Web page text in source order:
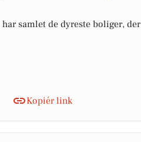
samlet de dyreste boliger, der
Kopiér link